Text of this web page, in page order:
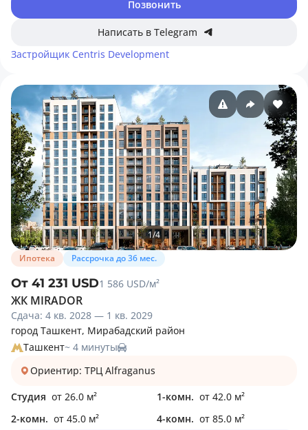
Позвонить
Написать в Telegram
Застройщик Centris Development
1/4
Ипотека
Рассрочка до 36 мес.
От 41 231 USD1 586 USD/м²
ЖК MIRADOR
Сдача: 4 кв. 2028 — 1 кв. 2029
город Ташкент, Мирабадский район
Ташкент~ 4 минуты
Ориентир: ТРЦ Alfraganus
Студия от 26.0 м² 1-комн. от 42.0 м²
2-комн. от 45.0 м² 4-комн. от 85.0 м²